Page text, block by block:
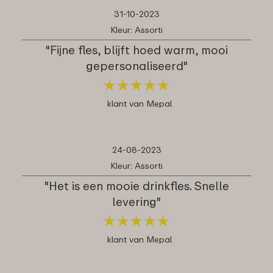
31-10-2023
Kleur: Assorti
"Fijne fles, blijft hoed warm, mooi
gepersonaliseerd"
★★★★★
★★★★★
klant van Mepal
24-08-2023
Kleur: Assorti
"Het is een mooie drinkfles. Snelle
levering"
★★★★★
★★★★★
klant van Mepal